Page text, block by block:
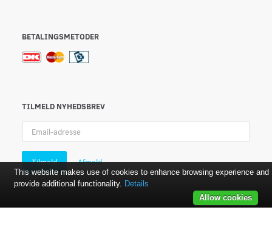
BETALINGSMETODER
TILMELD NYHEDSBREV
adresse
Tilmeld Afmeld
This website makes use of cookies to enhance browsing experience and
provide additional functionality. Details
Allow cookies